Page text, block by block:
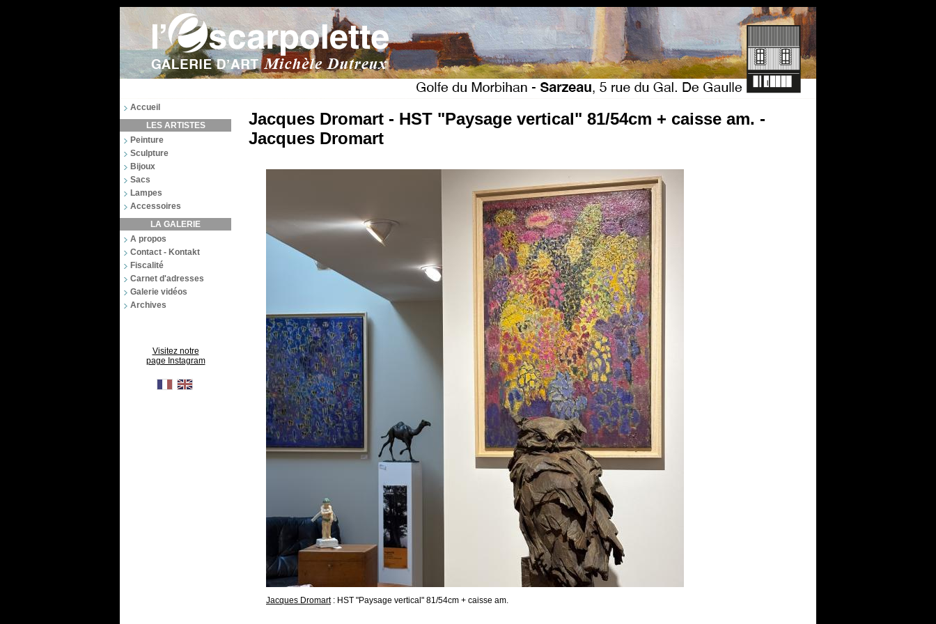
Accueil
LES ARTISTES
Peinture
Sculpture
Bijoux
Sacs
Lampes
Accessoires
LA GALERIE
A propos
Contact - Kontakt
Fiscalité
Carnet d'adresses
Galerie vidéos
Archives
Visitez notre
page Instagram
Jacques Dromart - HST "Paysage vertical" 81/54cm + caisse am. -
Jacques Dromart
Jacques Dromart: HST "Paysage vertical" 81/54cm + caisse am.